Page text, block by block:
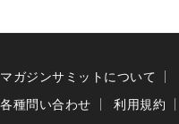
マガジンサミットについて
各種問い合わせ
利用規約